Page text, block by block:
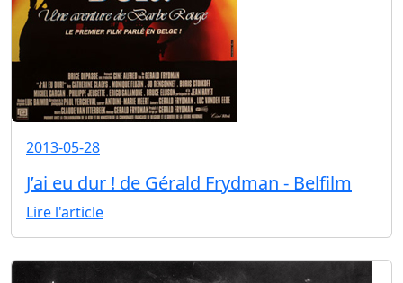
2013-05-28
J’ai eu dur ! de Gérald Frydman - Belfilm
Lire l'article